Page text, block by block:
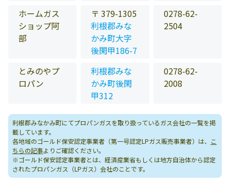
ホームガス
ショップ阿
部
〒 379-1305
利根郡みな
かみ町大字
後閑甲186-7
0278-62-
2504
とみのやプ
ロパン
利根郡みな
かみ町後閑
甲312
0278-62-
2008
利根郡みなかみ町にてプロパンガスを取り扱っているガス会社の一覧を掲
載しています。
各地域のゴールド保安認定事業者（第一号認定LPガス販売事業者）は、
こ
ちらの記事よりご確認ください。
※ゴールド保安認定事業者とは、経済産業省もしくは地方自治体から認定
されたプロパンガス（LPガス）会社のことです。